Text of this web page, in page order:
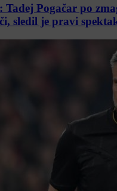
Pogačar po
sledil je pravi